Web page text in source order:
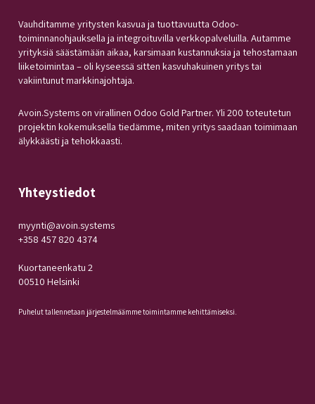
Vauhditamme yritysten kasvua ja tuottavuutta Odoo-
toiminnanohjauksella ja integroituvilla verkkopalveluilla. Autamme
yrityksiä säästämään aikaa, karsimaan kustannuksia ja tehostamaan
liiketoimintaa – oli kyseessä sitten kasvuhakuinen yritys tai
vakiintunut markkinajohtaja.
Avoin.Systems on virallinen Odoo Gold Partner. Yli 200 toteutetun
projektin kokemuksella tiedämme, miten yritys saadaan toimimaan
älykkäästi ja tehokkaasti.
Yhteystiedot
myynti@avoin.systems
+358 457 820 4374
Kuortaneenkatu 2
00510 Helsinki
Puhelut tallennetaan järjestelmäämme toimintamme kehittämiseksi.